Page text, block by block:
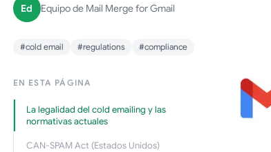
Ed Equipo de Mail Merge for Gmail
#cold email #regulations #compliance
EN ESTA PÁGINA
La legalidad del cold emailing y las
normativas actuales
CAN-SPAM Act (Estados Unidos)